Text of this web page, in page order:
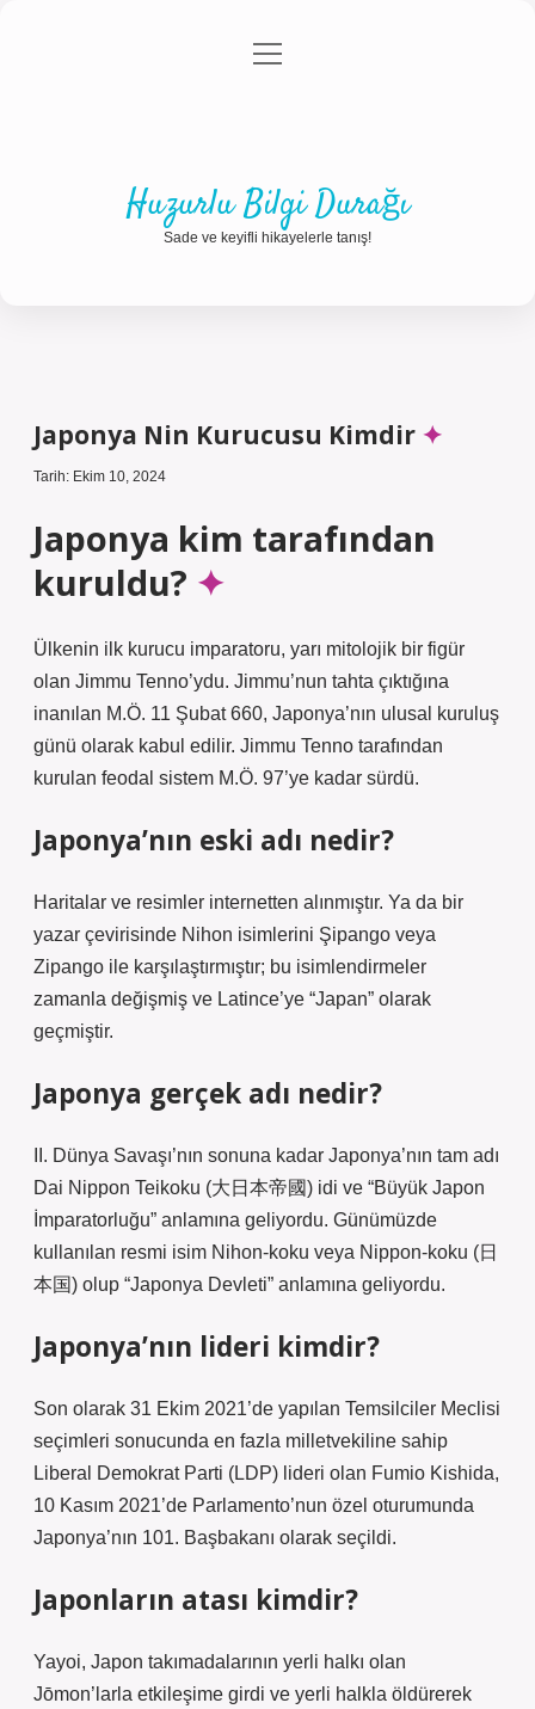
Gizlilik Politikası
menüyü
Huzurlu Bilgi Durağı
Sade ve keyifli hikayelerle tanış!
Japonya Nin Kurucusu Kimdir
Tarih: Ekim 10, 2024
Japonya kim tarafından
kuruldu?
Ülkenin ilk kurucu imparatoru, yarı mitolojik bir figür
olan Jimmu Tenno’ydu. Jimmu’nun tahta çıktığına
inanılan M.Ö. 11 Şubat 660, Japonya’nın ulusal kuruluş
günü olarak kabul edilir. Jimmu Tenno tarafından
kurulan feodal sistem M.Ö. 97’ye kadar sürdü.
Japonya’nın eski adı nedir?
Haritalar ve resimler internetten alınmıştır. Ya da bir
yazar çevirisinde Nihon isimlerini Şipango veya
Zipango ile karşılaştırmıştır; bu isimlendirmeler
zamanla değişmiş ve Latince’ye “Japan” olarak
geçmiştir.
Japonya gerçek adı nedir?
II. Dünya Savaşı’nın sonuna kadar Japonya’nın tam adı
Dai Nippon Teikoku (大日本帝國) idi ve “Büyük Japon
İmparatorluğu” anlamına geliyordu. Günümüzde
kullanılan resmi isim Nihon-koku veya Nippon-koku (日
本国) olup “Japonya Devleti” anlamına geliyordu.
Japonya’nın lideri kimdir?
Son olarak 31 Ekim 2021’de yapılan Temsilciler Meclisi
seçimleri sonucunda en fazla milletvekiline sahip
Liberal Demokrat Parti (LDP) lideri olan Fumio Kishida,
10 Kasım 2021’de Parlamento’nun özel oturumunda
Japonya’nın 101. Başbakanı olarak seçildi.
Japonların atası kimdir?
Yayoi, Japon takımadalarının yerli halkı olan
Jōmon’larla etkileşime girdi ve yerli halkla öldürerek